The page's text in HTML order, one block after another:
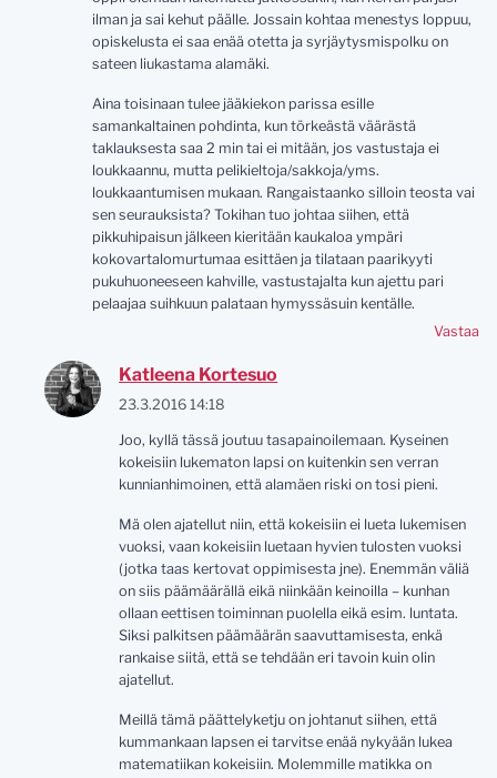
ilman ja sai kehut päälle. Jossain kohtaa menestys loppuu,
opiskelusta ei saa enää otetta ja syrjäytysmispolku on
sateen liukastama alamäki.
Aina toisinaan tulee jääkiekon parissa esille
samankaltainen pohdinta, kun törkeästä väärästä
taklauksesta saa 2 min tai ei mitään, jos vastustaja ei
loukkaannu, mutta pelikieltoja/sakkoja/yms.
loukkaantumisen mukaan. Rangaistaanko silloin teosta vai
sen seurauksista? Tokihan tuo johtaa siihen, että
pikkuhipaisun jälkeen kieritään kaukaloa ympäri
kokovartalomurtumaa esittäen ja tilataan paarikyyti
pukuhuoneeseen kahville, vastustajalta kun ajettu pari
pelaajaa suihkuun palataan hymyssäsuin kentälle.
Vastaa
Katleena Kortesuo
23.3.2016 14:18
Joo, kyllä tässä joutuu tasapainoilemaan. Kyseinen
kokeisiin lukematon lapsi on kuitenkin sen verran
kunnianhimoinen, että alamäen riski on tosi pieni.
Mä olen ajatellut niin, että kokeisiin ei lueta lukemisen
vuoksi, vaan kokeisiin luetaan hyvien tulosten vuoksi
(jotka taas kertovat oppimisesta jne). Enemmän väliä
on siis päämäärällä eikä niinkään keinoilla – kunhan
ollaan eettisen toiminnan puolella eikä esim. luntata.
Siksi palkitsen päämäärän saavuttamisesta, enkä
rankaise siitä, että se tehdään eri tavoin kuin olin
ajatellut.
Meillä tämä päättelyketju on johtanut siihen, että
kummankaan lapsen ei tarvitse enää nykyään lukea
matematiikan kokeisiin. Molemmille matikka on